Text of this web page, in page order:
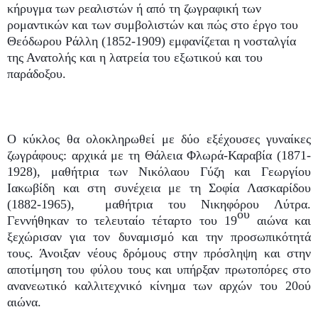
κήρυγμα των ρεαλιστών ή από τη ζωγραφική των
ρομαντικών και των συμβολιστών και πώς στο έργο του
Θεόδωρου Ράλλη (1852-1909) εμφανίζεται η νοσταλγία
της Ανατολής και η λατρεία του εξωτικού και του
παράδοξου.
Ο κύκλος θα ολοκληρωθεί με δύο εξέχουσες γυναίκες
ζωγράφους: αρχικά με τη Θάλεια Φλωρά-Καραβία (1871-
1928), μαθήτρια των Νικόλαου Γύζη και Γεωργίου
Ιακωβίδη και στη συνέχεια με τη Σοφία Λασκαρίδου
(1882-1965), μαθήτρια του Νικηφόρου Λύτρα.
Γεννήθηκαν το τελευταίο τέταρτο του 19ουαιώνα και
ξεχώρισαν για τον δυναμισμό και την προσωπικότητά
τους. Άνοιξαν νέους δρόμους στην πρόσληψη και στην
αποτίμηση του φύλου τους και υπήρξαν πρωτοπόρες στο
ανανεωτικό καλλιτεχνικό κίνημα των αρχών του 20ού
αιώνα.